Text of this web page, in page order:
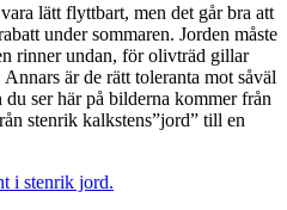
lätt flyttbart, men det går bra att
under sommaren. Jorden måste
rinner undan, för olivträd gillar
är de rätt toleranta mot såväl
ser här på bilderna kommer från
stenrik kalkstens”jord” till en